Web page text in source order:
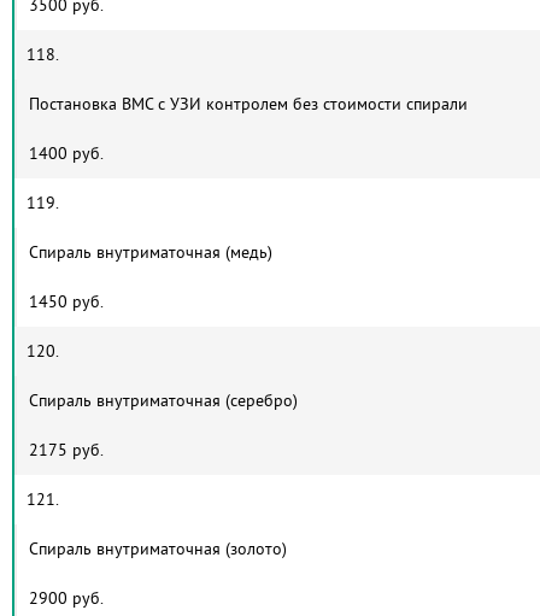
3500 руб.
118.
Постановка ВМС с УЗИ контролем без стоимости спирали
1400 руб.
119.
Спираль внутриматочная (медь)
1450 руб.
120.
Спираль внутриматочная (серебро)
2175 руб.
121.
Спираль внутриматочная (золото)
2900 руб.